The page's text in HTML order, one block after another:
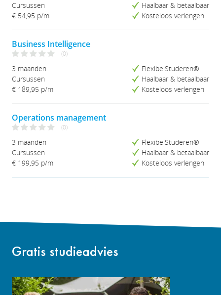
Cursussen
€ 54,95 p/m
Haalbaar & betaalbaar
Kosteloos verlengen
Business Intelligence
(0)
3 maanden
Cursussen
€ 189,95 p/m
FlexibelStuderen®
Haalbaar & betaalbaar
Kosteloos verlengen
Operations management
(0)
3 maanden
Cursussen
€ 199,95 p/m
FlexibelStuderen®
Haalbaar & betaalbaar
Kosteloos verlengen
Gratis studieadvies